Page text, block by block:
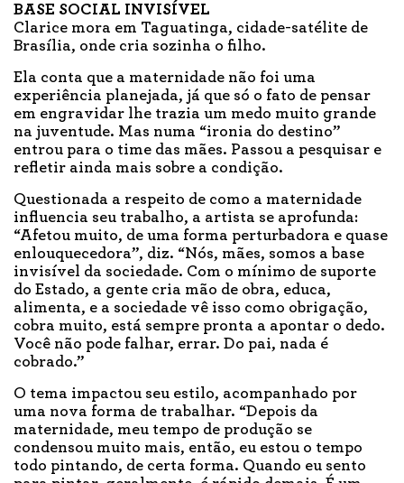
BASE SOCIAL INVISÍVEL
Clarice mora em Taguatinga, cidade-satélite de
Brasília, onde cria sozinha o filho.
Ela conta que a maternidade não foi uma
experiência planejada, já que só o fato de pensar
em engravidar lhe trazia um medo muito grande
na juventude. Mas numa “ironia do destino”
entrou para o time das mães. Passou a pesquisar e
refletir ainda mais sobre a condição.
Questionada a respeito de como a maternidade
influencia seu trabalho, a artista se aprofunda:
“Afetou muito, de uma forma perturbadora e quase
enlouquecedora”, diz. “Nós, mães, somos a base
invisível da sociedade. Com o mínimo de suporte
do Estado, a gente cria mão de obra, educa,
alimenta, e a sociedade vê isso como obrigação,
cobra muito, está sempre pronta a apontar o dedo.
Você não pode falhar, errar. Do pai, nada é
cobrado.”
O tema impactou seu estilo, acompanhado por
uma nova forma de trabalhar. “Depois da
maternidade, meu tempo de produção se
condensou muito mais, então, eu estou o tempo
todo pintando, de certa forma. Quando eu sento